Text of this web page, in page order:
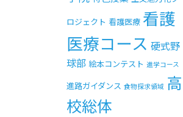
ロジェクト 看護医療 看護
医療コース 硬式野
球部 絵本コンテスト 進学コース
進路ガイダンス 食物探求領域 高
校総体